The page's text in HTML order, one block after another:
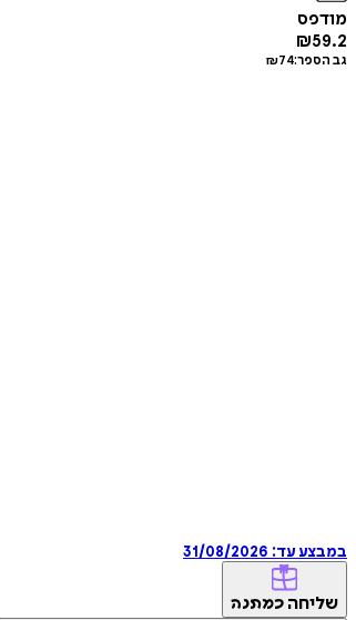
מודפס
₪59.2
גב הספר: ₪74
במבצע עד: 31/08/2026
שליחה כמתנה